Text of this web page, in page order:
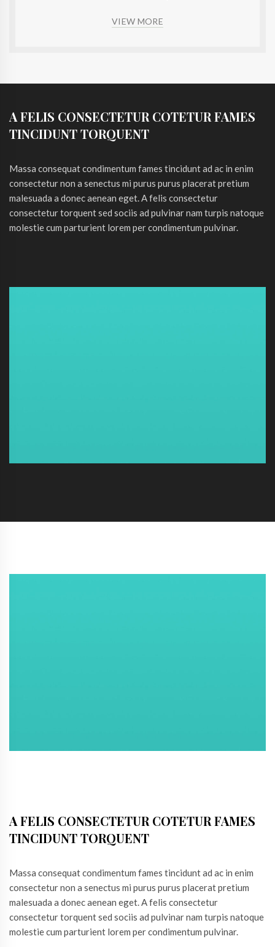
VIEW MORE
A FELIS CONSECTETUR COTETUR FAMES
TINCIDUNT TORQUENT
Massa consequat condimentum fames tincidunt ad ac in enim
consectetur non a senectus mi purus purus placerat pretium
malesuada a donec aenean eget. A felis consectetur
consectetur torquent sed sociis ad pulvinar nam turpis natoque
molestie cum parturient lorem per condimentum pulvinar.
A FELIS CONSECTETUR COTETUR FAMES
TINCIDUNT TORQUENT
Massa consequat condimentum fames tincidunt ad ac in enim
consectetur non a senectus mi purus purus placerat pretium
malesuada a donec aenean eget. A felis consectetur
consectetur torquent sed sociis ad pulvinar nam turpis natoque
molestie cum parturient lorem per condimentum pulvinar.